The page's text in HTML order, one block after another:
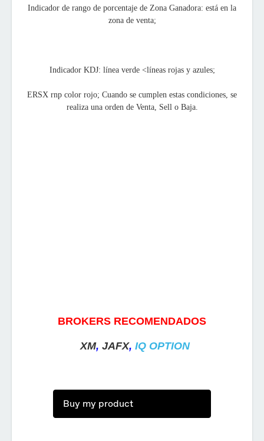
Indicador de rango de porcentaje de Zona Ganadora: está en la
zona de venta;
Indicador KDJ: línea verde <líneas rojas y azules;
ERSX rnp color rojo; Cuando se cumplen estas condiciones, se
realiza una orden de Venta, Sell o Baja.
BROKERS RECOMENDADOS
XM, JAFX, IQ OPTION
Buy my product